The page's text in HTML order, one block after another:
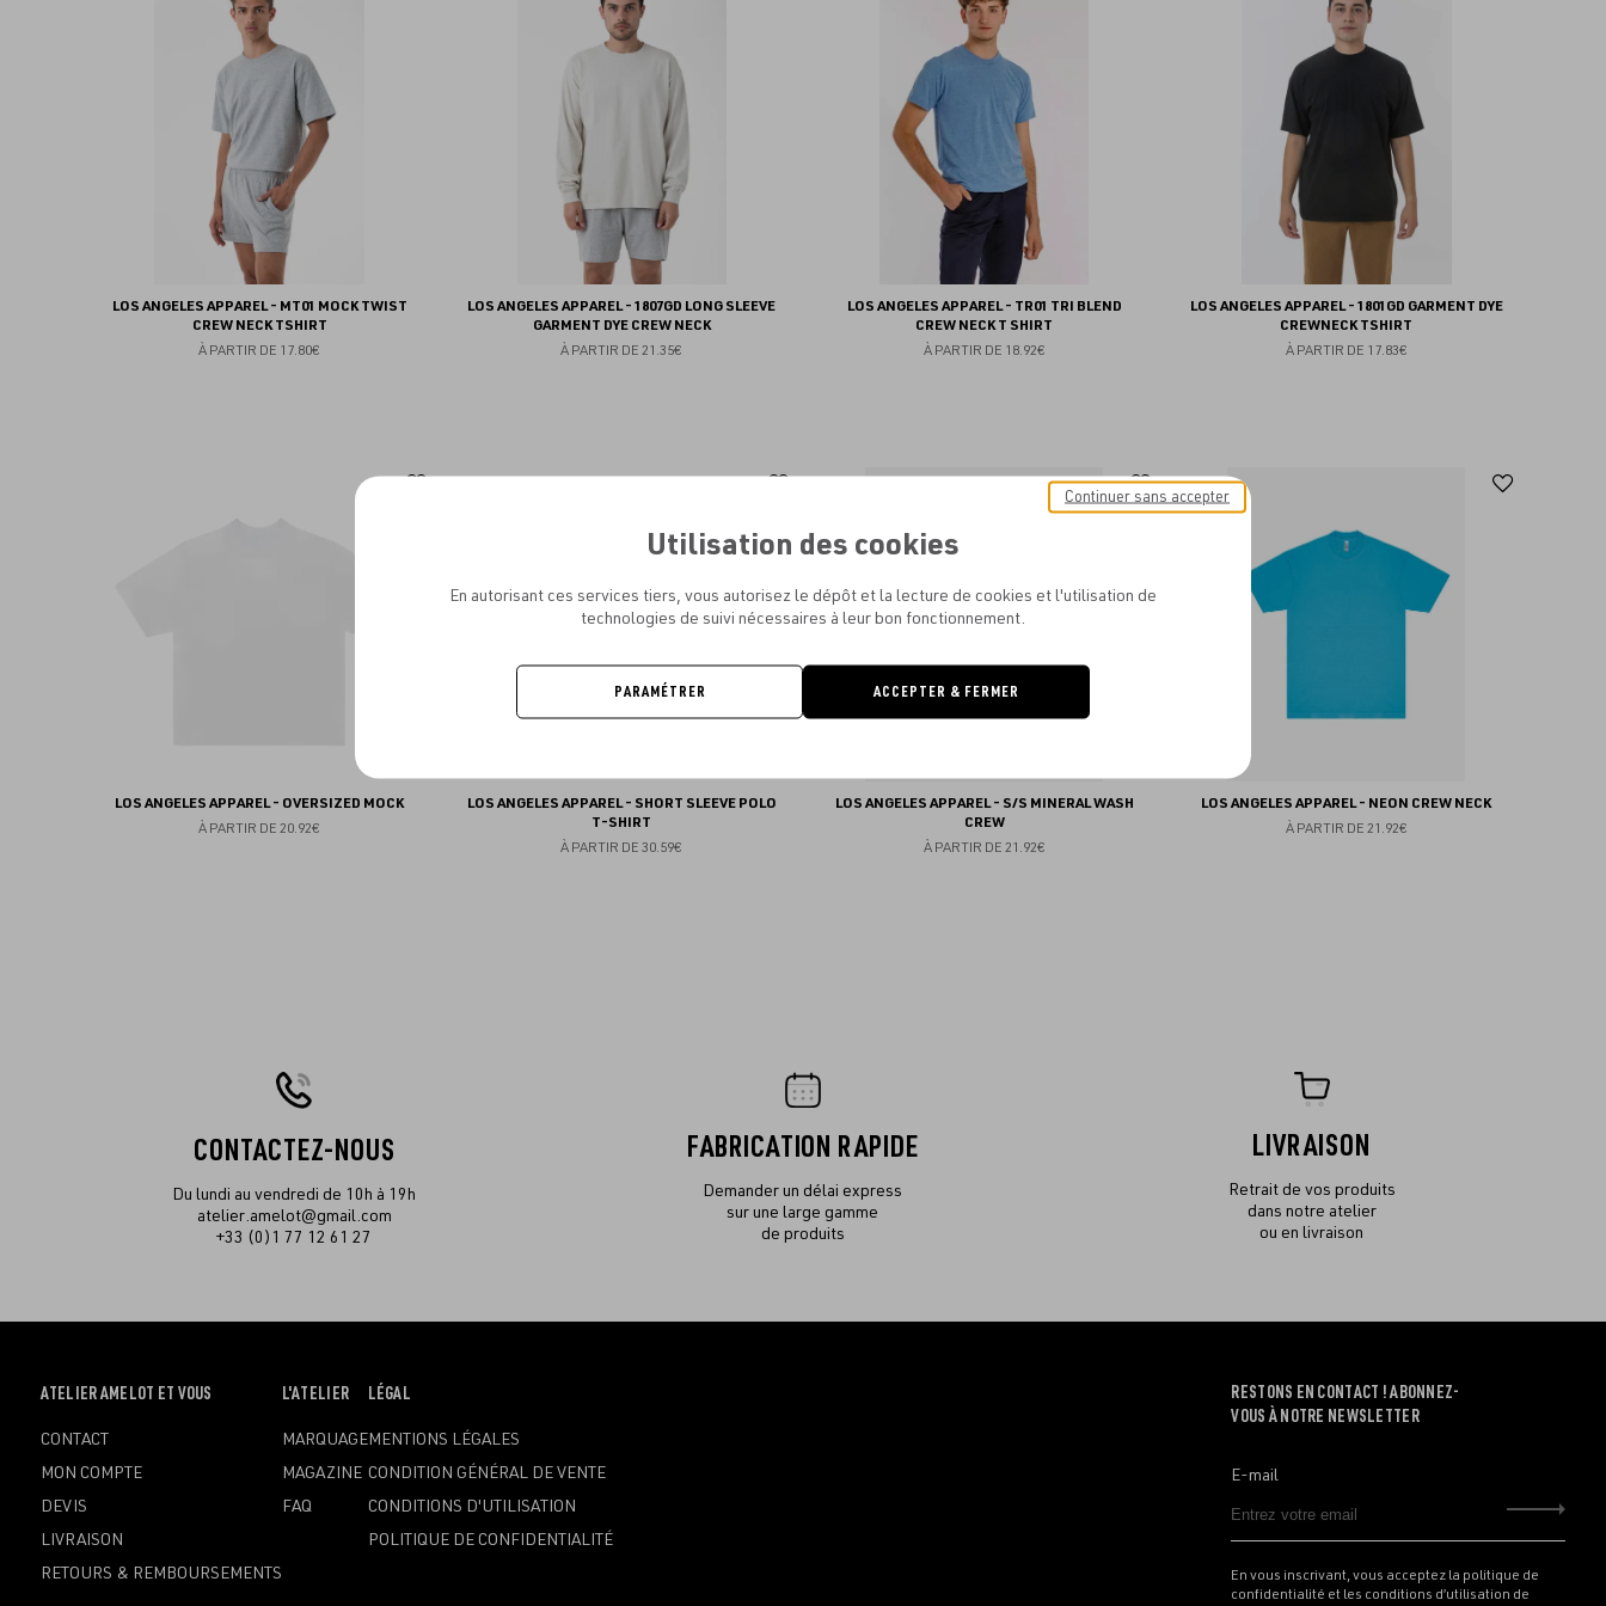
LOS ANGELES APPAREL - MT01 MOCK TWIST
CREW NECK TSHIRT
À PARTIR DE 17.80€
LOS ANGELES APPAREL - 1807GD LONG SLEEVE
GARMENT DYE CREW NECK
À PARTIR DE 21.35€
LOS ANGELES APPAREL - TR01 TRI BLEND
CREW NECK T SHIRT
À PARTIR DE 18.92€
LOS ANGELES APPAREL - 1801GD GARMENT DYE
CREWNECK TSHIRT
À PARTIR DE 17.83€
LOS ANGELES APPAREL - OVERSIZED MOCK
À PARTIR DE 20.92€
Ajouter
LOS ANGELES APPAREL - SHORT SLEEVE POLO
T-SHIRT
À PARTIR DE 30.59€
Ajouter
favoris
LOS ANGELES APPAREL - S/S MINERAL WASH
CREW
À PARTIR DE 21.92€
Ajouter
aux
LOS ANGELES APPAREL - NEON CREW NECK
À PARTIR DE 21.92€
CONTACTEZ-NOUS
Du lundi au vendredi de 10h à 19h
atelier.amelot@gmail.com
+33 (0)1 77 12 61 27
FABRICATION RAPIDE
Demander un délai express
sur une large gamme
de produits
LIVRAISON
Retrait de vos produits
dans notre atelier
ou en livraison
OUVRIR
MENU
ATELIER AMELOT ET VOUS
CONTACT
MON COMPTE
DEVIS
LIVRAISON
RETOURS & REMBOURSEMENTS
OUVRIR
MENU
L'ATELIER
MARQUAGE
MAGAZINE
FAQ
OUVRIR
MENU
LÉGAL
MENTIONS LÉGALES
CONDITION GÉNÉRAL DE VENTE
CONDITIONS D'UTILISATION
POLITIQUE DE CONFIDENTIALITÉ
RESTONS EN CONTACT ! ABONNEZ-
VOUS À NOTRE NEWSLETTER
E-mail
En vous inscrivant, vous acceptez la politique de
confidentialité et les conditions d’utilisation de
Utilisation des cookies
En autorisant ces services tiers, vous autorisez le dépôt et la lecture de cookies et l'utilisation de
technologies de suivi nécessaires à leur bon fonctionnement.
Continuer sans accepter
PARAMÉTRER ACCEPTER & FERMER